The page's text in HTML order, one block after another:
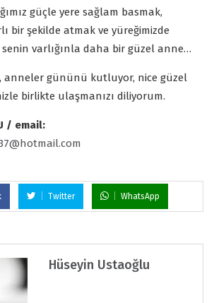
güçle yere sağlam basmak,
bir şekilde atmak ve yüreğimizde
varlığınla daha bir güzel anne…
anneler gününü kutluyor, nice güzel
birlikte ulaşmanızı diliyorum.
/ email:
Twitter WhatsApp
Hüseyin Ustaoğlu